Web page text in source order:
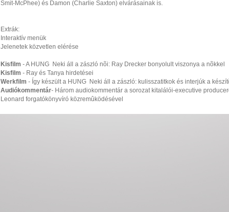
Smit-McPhee) és Damon (Charlie Saxton) elvárásainak is.
Extrák:
Interaktív menük
Jelenetek közvetlen elérése
Kisfilm - A HUNG  Neki áll a zászló nõi: Ray Drecker bonyolult viszonya a nõkkel
Kisfilm - Ray és Tanya hirdetései
Werkfilm - Így készült a HUNG  Neki áll a zászló: kulisszatitkok és interjúk a
Audiókommentár- Három audiokommentár a sorozat kitalálói-executive
Leonard forgatókönyvíró közremûködésével